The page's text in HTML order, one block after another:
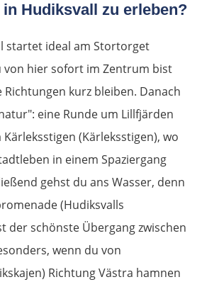
Hudiksvall zu erleben?
startet ideal am Stortorget
von hier sofort im Zentrum bist
Richtungen kurz bleiben. Danach
eine Runde um Lillfjärden
(Kärleksstigen), wo
in einem Spaziergang
gehst du ans Wasser, denn
(Hudiksvalls
der schönste Übergang zwischen
wenn du von
Richtung Västra hamnen